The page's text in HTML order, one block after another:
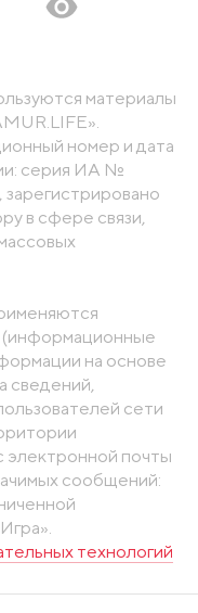
материалы
номер и дата
серия ИА №
в сфере связи,
(информационные
на основе
сведений,
сети
почты
сообщений:
технологий